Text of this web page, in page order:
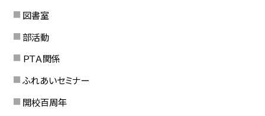
図書室
部活動
ＰＴＡ関係
ふれあいセミナー
開校百周年